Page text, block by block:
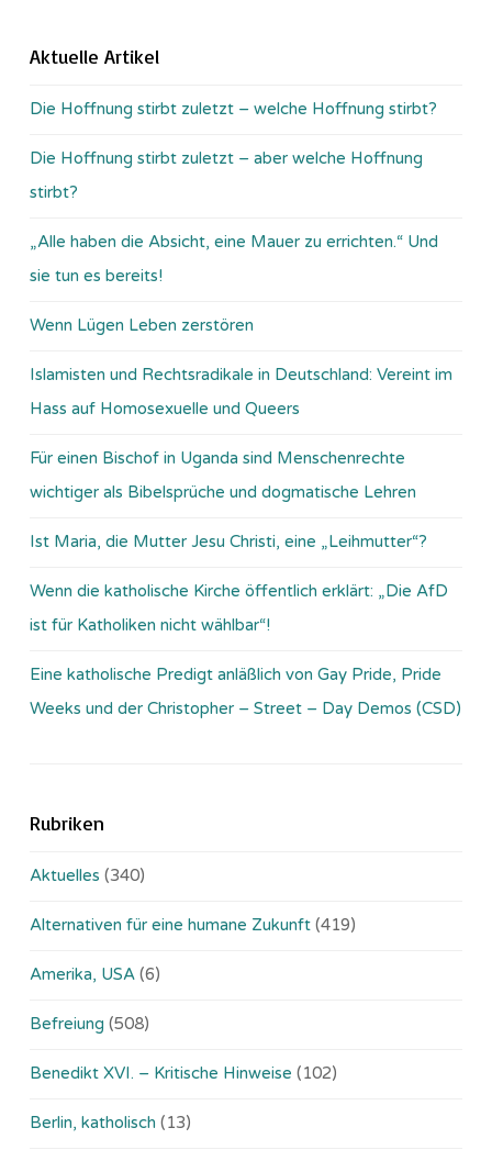
Aktuelle Artikel
Die Hoffnung stirbt zuletzt – welche Hoffnung stirbt?
Die Hoffnung stirbt zuletzt – aber welche Hoffnung
stirbt?
„Alle haben die Absicht, eine Mauer zu errichten.“ Und
sie tun es bereits!
Wenn Lügen Leben zerstören
Islamisten und Rechtsradikale in Deutschland: Vereint im
Hass auf Homosexuelle und Queers
Für einen Bischof in Uganda sind Menschenrechte
wichtiger als Bibelsprüche und dogmatische Lehren
Ist Maria, die Mutter Jesu Christi, eine „Leihmutter“?
Wenn die katholische Kirche öffentlich erklärt: „Die AfD
ist für Katholiken nicht wählbar“!
Eine katholische Predigt anläßlich von Gay Pride, Pride
Weeks und der Christopher – Street – Day Demos (CSD)
Rubriken
Aktuelles (340)
Alternativen für eine humane Zukunft (419)
Amerika, USA (6)
Befreiung (508)
Benedikt XVI. – Kritische Hinweise (102)
Berlin, katholisch (13)